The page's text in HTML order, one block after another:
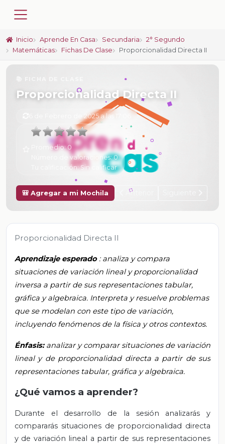
Inicio Aprende En Casa Secundaria
2° Segundo
Matemáticas
Fichas De Clase Proporcionalidad Directa II
Proporcionalidad Directa II
6 de Febrero de 2025 a las 17:06
Promedio:0
Número de valoraciones:0
Tu calificación:Sin calificar
🎒 Agregar a mi Mochila Anterior
Proporcionalidad Directa II
Aprendizaje esperado : analiza y compara
situaciones de variación lineal y proporcionalidad
inversa a partir de sus representaciones tabular,
gráfica y algebraica. Interpreta y resuelve problemas
que se modelan con este tipo de variación,
incluyendo fenómenos de la física y otros contextos.
Énfasis: analizar y comparar situaciones de variación
lineal y de proporcionalidad directa a partir de sus
representaciones tabular, gráfica y algebraica.
¿Qué vamos a aprender?
Durante el desarrollo de la sesión analizarás y
compararás situaciones de proporcionalidad directa
y de variación lineal a partir de sus representaciones